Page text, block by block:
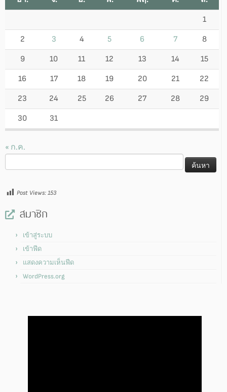
1
2 3 4 5 6 7 8
9 10 11 12 13 14 15
16 17 18 19 20 21 22
23 24 25 26 27 28 29
30 31
« ก.ค.
สำหรับ:
Post Views: 153
สมาชิก
เข้าสู่ระบบ
เข้าฟีด
แสดงความเห็นฟีด
WordPress.org